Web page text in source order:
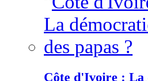
Côte d'Ivoire : La